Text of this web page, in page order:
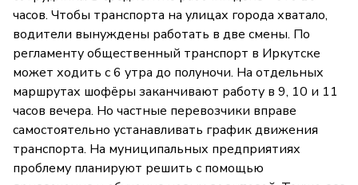
часов. Чтобы транспорта на улицах города хватало,
водители вынуждены работать в две смены. По
регламенту общественный транспорт в Иркутске
может ходить с 6 утра до полуночи. На отдельных
маршрутах шофёры заканчивают работу в 9, 10 и 11
часов вечера. Но частные перевозчики вправе
самостоятельно устанавливать график движения
транспорта. На муниципальных предприятиях
проблему планируют решить с помощью